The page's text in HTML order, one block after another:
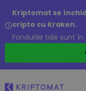
Kriptomat se
cripto cu Kraken.
Fondurile tale sunt